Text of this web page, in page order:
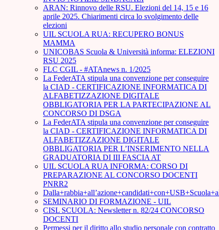
ARAN: Rinnovo delle RSU. Elezioni del 14, 15 e 16
aprile 2025. Chiarimenti circa lo svolgimento delle
elezioni
UIL SCUOLA RUA: RECUPERO BONUS
MAMMA
UNICOBAS Scuola & Università informa: ELEZIONI
RSU 2025
FLC CGIL - #ATAnews n. 1/2025
La FederATA stipula una convenzione per conseguire
la CIAD - CERTIFICAZIONE INFORMATICA DI
ALFABETIZZAZIONE DIGITALE
OBBLIGATORIA PER LA PARTECIPAZIONE AL
CONCORSO DI DSGA
La FederATA stipula una convenzione per conseguire
la CIAD - CERTIFICAZIONE INFORMATICA DI
ALFABETIZZAZIONE DIGITALE
OBBLIGATORIA PER L’INSERIMENTO NELLA
GRADUATORIA DI III FASCIA AT
UIL SCUOLA RUA INFORMA: CORSO DI
PREPARAZIONE AL CONCORSO DOCENTI
PNRR2
SEMINARIO DI FORMAZIONE - UIL
CISL SCUOLA: Newsletter n. 82/24 CONCORSO
DOCENTI
Permessi per il diritto allo studio personale con contratto